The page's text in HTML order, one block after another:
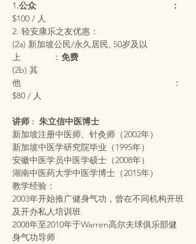
1.公众                                                       ：
$100 / 人
2. 轻安康乐之友优惠：
(2a) 新加坡公民/永久居民, 50岁及以
上             ： 免费
(2b) 其
他                                                              ：
$80 / 人
讲师 :  朱立信中医博士
新加坡注册中医师、针灸师（2002年）
新加坡中医学研究院毕业（1995年）
安徽中医学员中医学硕士（2008年）
湖南中医药大学中医学博士（2015年）
教学经验：
2003年开始推广健身气功，曾在不同机构开班
及开办私人培训班
2008年至2010年于Warren高尔夫球俱乐部健
身气功导师